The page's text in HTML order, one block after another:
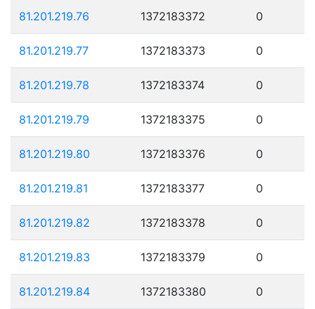
81.201.219.76 1372183372 0
81.201.219.77 1372183373 0
81.201.219.78 1372183374 0
81.201.219.79 1372183375 0
81.201.219.80 1372183376 0
81.201.219.81 1372183377 0
81.201.219.82 1372183378 0
81.201.219.83 1372183379 0
81.201.219.84 1372183380 0